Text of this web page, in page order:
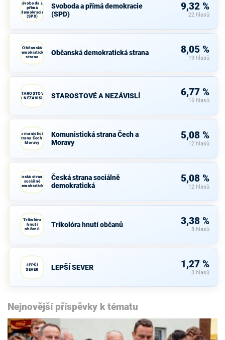
Svoboda a
přímá
demokracie
(SPD)
Svoboda a přímá demokracie
(SPD)
9,32 %
22 hlasů
Občanská
demokratická
strana
Občanská demokratická strana 8,05 %
19 hlasů
STAROSTOVÉ
A NEZÁVISLÍ
STAROSTOVÉ A NEZÁVISLÍ 6,77 %
16 hlasů
Komunistická
strana Čech a
Moravy
Komunistická strana Čech a
Moravy
5,08 %
12 hlasů
Česká strana
sociálně
demokratická
Česká strana sociálně
demokratická
5,08 %
12 hlasů
Trikolóra
hnutí
občanů
Trikolóra hnutí občanů 3,38 %
8 hlasů
LEPŠÍ
SEVER
LEPŠÍ SEVER 1,27 %
3 hlasů
Nejnovější příspěvky k tématu